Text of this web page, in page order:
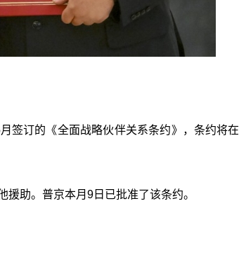
签订的《全面战略伙伴关系条约》，条约将在
助。普京本月9日已批准了该条约。